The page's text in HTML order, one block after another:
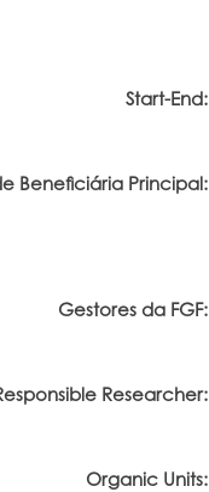
Start-End:
Beneficiária Principal:
Gestores da FGF:
Researcher:
Organic Units: